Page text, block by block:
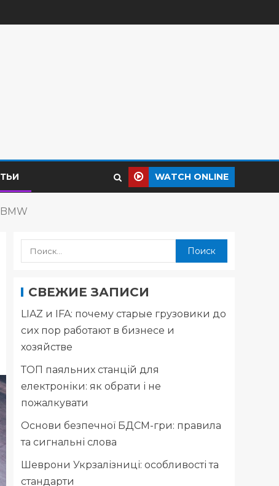
WATCH ONLINE
СВЕЖИЕ ЗАПИСИ
LIAZ и IFA: почему старые грузовики до
сих пор работают в бизнесе и
хозяйстве
ТОП паяльних станцій для
електроніки: як обрати і не
пожалкувати
Основи безпечної БДСМ-гри: правила
та сигнальні слова
Шеврони Укрзалізниці: особливості та
стандарти